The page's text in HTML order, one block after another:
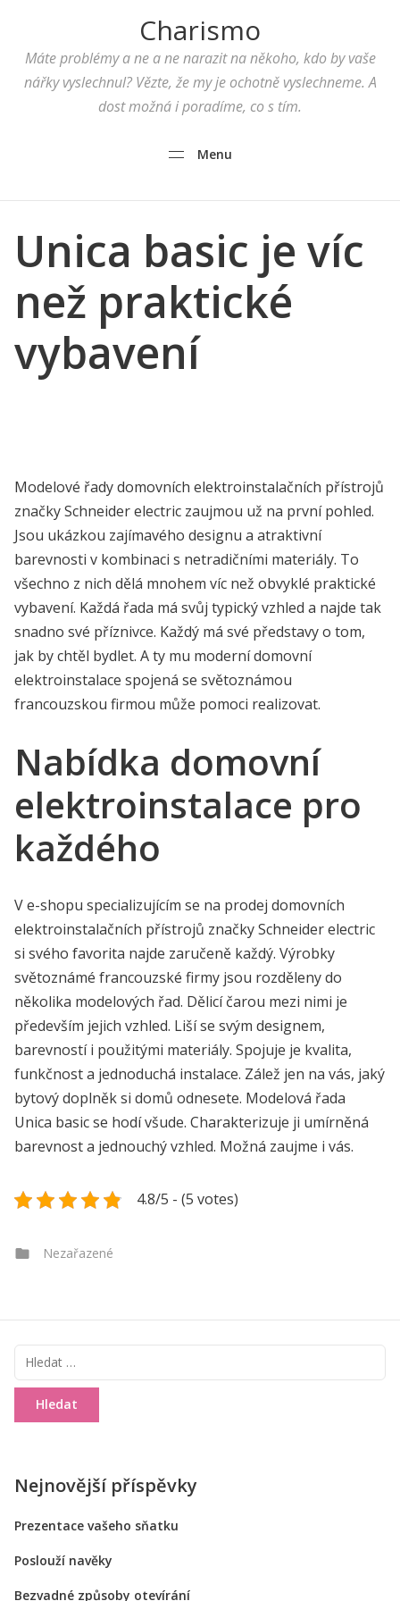
Charismo
Máte problémy a ne a ne narazit na někoho, kdo by vaše
nářky vyslechnul? Vězte, že my je ochotně vyslechneme. A
dost možná i poradíme, co s tím.
Menu
Unica basic je víc
než praktické
vybavení
Modelové řady domovních elektroinstalačních přístrojů
značky Schneider electric zaujmou už na první pohled.
Jsou ukázkou zajímavého designu a atraktivní
barevnosti v kombinaci s netradičními materiály. To
všechno z nich dělá mnohem víc než obvyklé praktické
vybavení. Každá řada má svůj typický vzhled a najde tak
snadno své příznivce. Každý má své představy o tom,
jak by chtěl bydlet. A ty mu moderní domovní
elektroinstalace spojená se světoznámou
francouzskou firmou může pomoci realizovat.
Nabídka domovní
elektroinstalace pro
každého
V e-shopu specializujícím se na prodej domovních
elektroinstalačních přístrojů značky Schneider electric
si svého favorita najde zaručeně každý. Výrobky
světoznámé francouzské firmy jsou rozděleny do
několika modelových řad. Dělicí čarou mezi nimi je
především jejich vzhled. Liší se svým designem,
barevností i použitými materiály. Spojuje je kvalita,
funkčnost a jednoduchá instalace. Zálež jen na vás, jaký
bytový doplněk si domů odnesete. Modelová řada
Unica basicse hodí všude. Charakterizuje ji umírněná
barevnost a jednouchý vzhled. Možná zaujme i vás.
4.8/5 - (5 votes)
Categories
Nezařazené
Vyhledávání
Nejnovější příspěvky
Prezentace vašeho sňatku
Poslouží navěky
Bezvadné způsoby otevírání